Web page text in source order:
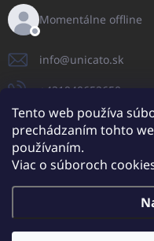
Tento web používa
prechádzaním tohto
používaním.
Viac o súboroch
Momentálne offline
info@unicato.sk
+421940652650
UNICATO.sk
Copyright 2026UNICATO.sk.